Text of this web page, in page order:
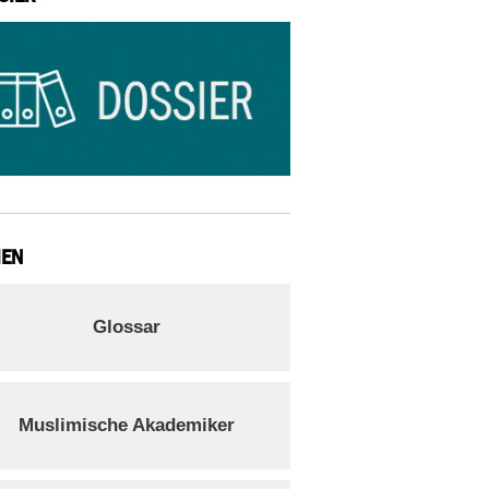
Glossar
Muslimische Akademiker